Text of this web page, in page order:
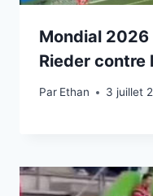
Mondial 2026
Rieder contre
Par Ethan
3 juillet 2026 3 juillet